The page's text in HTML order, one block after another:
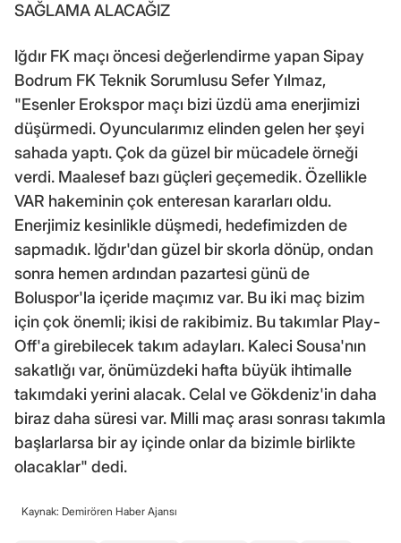
SAĞLAMA ALACAĞIZ
Iğdır FK maçı öncesi değerlendirme yapan Sipay
Bodrum FK Teknik Sorumlusu Sefer Yılmaz,
"Esenler Erokspor maçı bizi üzdü ama enerjimizi
düşürmedi. Oyuncularımız elinden gelen her şeyi
sahada yaptı. Çok da güzel bir mücadele örneği
verdi. Maalesef bazı güçleri geçemedik. Özellikle
VAR hakeminin çok enteresan kararları oldu.
Enerjimiz kesinlikle düşmedi, hedefimizden de
sapmadık. Iğdır'dan güzel bir skorla dönüp, ondan
sonra hemen ardından pazartesi günü de
Boluspor'la içeride maçımız var. Bu iki maç bizim
için çok önemli; ikisi de rakibimiz. Bu takımlar Play-
Off'a girebilecek takım adayları. Kaleci Sousa'nın
sakatlığı var, önümüzdeki hafta büyük ihtimalle
takımdaki yerini alacak. Celal ve Gökdeniz'in daha
biraz daha süresi var. Milli maç arası sonrası takımla
başlarlarsa bir ay içinde onlar da bizimle birlikte
olacaklar" dedi.
Kaynak: Demirören Haber Ajansı